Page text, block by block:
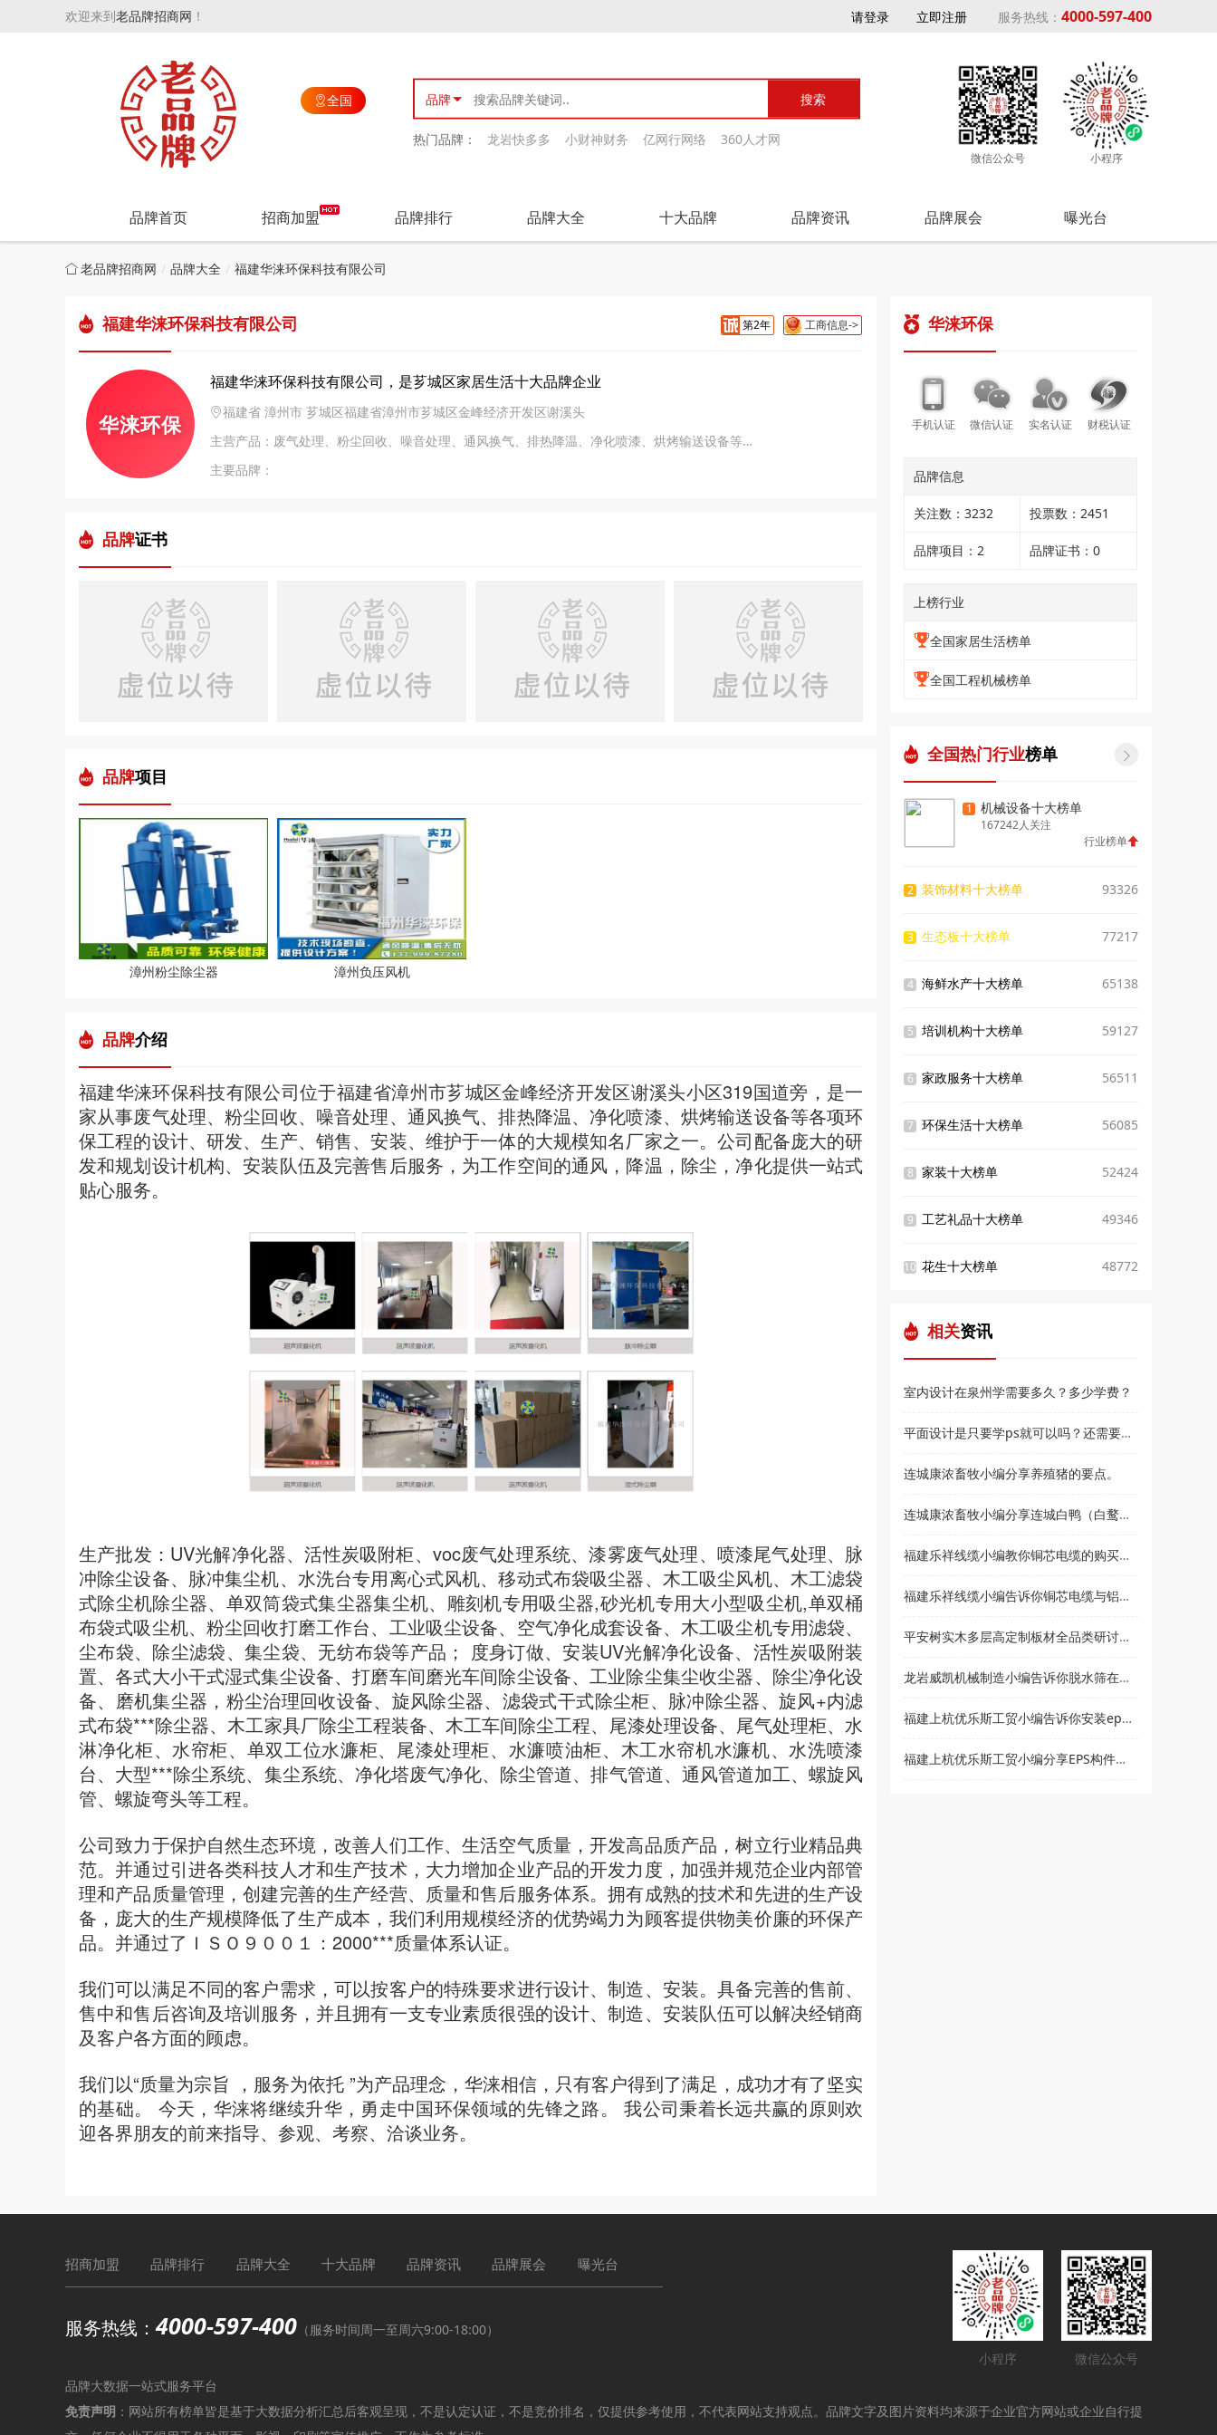
欢迎来到老品牌招商网 ！ 请登录 立即注册 服务热线： 4000-597-400
全国 品牌
热门品牌： 龙岩快多多 小财神财务 亿网行网络 360人才网
微信公众号 小程序
品牌首页 招商加盟 品牌排行 品牌大全 十大品牌 品牌资讯 品牌展会 曝光台
老品牌招商网 品牌大全 福建华涞环保科技有限公司
第2年 工商信息->
福建华涞环保科技有限公司
华涞环保
福建华涞环保科技有限公司，是芗城区家居生活十大品牌企业
福建省 漳州市 芗城区福建省漳州市芗城区金峰经济开发区谢溪头
主营产品：废气处理、粉尘回收、噪音处理、通风换气、排热降温、净化喷漆、烘烤输送设备等各项环保工程的设计、研发、生产、销售、安装、维护
主要品牌：
品牌证书
品牌项目
漳州粉尘除尘器 漳州负压风机
品牌介绍
福建华涞环保科技有限公司位于福建省漳州市芗城区金峰经济开发区谢溪头小区319国道旁，是一
家从事废气处理、粉尘回收、噪音处理、通风换气、排热降温、净化喷漆、烘烤输送设备等各项环
保工程的设计、研发、生产、销售、安装、维护于一体的大规模知名厂家之一。公司配备庞大的研
发和规划设计机构、安装队伍及完善售后服务，为工作空间的通风，降温，除尘，净化提供一站式
贴心服务。
生产批发：UV光解净化器、活性炭吸附柜、voc废气处理系统、漆雾废气处理、喷漆尾气处理、脉
冲除尘设备、脉冲集尘机、水洗台专用离心式风机、移动式布袋吸尘器、木工吸尘风机、木工滤袋
式除尘机除尘器、单双筒袋式集尘器集尘机、雕刻机专用吸尘器,砂光机专用大小型吸尘机,单双桶
布袋式吸尘机、粉尘回收打磨工作台、工业吸尘设备、空气净化成套设备、木工吸尘机专用滤袋、
尘布袋、除尘滤袋、集尘袋、无纺布袋等产品； 度身订做、安装UV光解净化设备、活性炭吸附装
置、各式大小干式湿式集尘设备、打磨车间磨光车间除尘设备、工业除尘集尘收尘器、除尘净化设
备、磨机集尘器，粉尘治理回收设备、旋风除尘器、滤袋式干式除尘柜、脉冲除尘器、旋风+内滤
式布袋***除尘器、木工家具厂除尘工程装备、木工车间除尘工程、尾漆处理设备、尾气处理柜、水
淋净化柜、水帘柜、单双工位水濂柜、尾漆处理柜、水濂喷油柜、木工水帘机水濂机、水洗喷漆
台、大型***除尘系统、集尘系统、净化塔废气净化、除尘管道、排气管道、通风管道加工、螺旋风
管、螺旋弯头等工程。
公司致力于保护自然生态环境，改善人们工作、生活空气质量，开发高品质产品，树立行业精品典
范。并通过引进各类科技人才和生产技术，大力增加企业产品的开发力度，加强并规范企业内部管
理和产品质量管理，创建完善的生产经营、质量和售后服务体系。拥有成熟的技术和先进的生产设
备，庞大的生产规模降低了生产成本，我们利用规模经济的优势竭力为顾客提供物美价廉的环保产
品。并通过了ＩＳＯ９００１：2000***质量体系认证。
我们可以满足不同的客户需求，可以按客户的特殊要求进行设计、制造、安装。具备完善的售前、
售中和售后咨询及培训服务，并且拥有一支专业素质很强的设计、制造、安装队伍可以解决经销商
及客户各方面的顾虑。
我们以“质量为宗旨 ，服务为依托 ”为产品理念，华涞相信，只有客户得到了满足，成功才有了坚实
的基础。 今天，华涞将继续升华，勇走中国环保领域的先锋之路。 我公司秉着长远共赢的原则欢
迎各界朋友的前来指导、参观、考察、洽谈业务。
华涞环保
手机认证 微信认证 实名认证 财税认证
品牌信息
关注数：3232 投票数：2451
品牌项目：2 品牌证书：0
上榜行业
全国家居生活榜单
全国工程机械榜单
全国热门行业榜单 
1 机械设备十大榜单
167242人关注
行业榜单
2 装饰材料十大榜单 93326
3 生态板十大榜单 77217
4 海鲜水产十大榜单 65138
5 培训机构十大榜单 59127
6 家政服务十大榜单 56511
7 环保生活十大榜单 56085
8 家装十大榜单 52424
9 工艺礼品十大榜单 49346
10 花生十大榜单 48772
相关资讯
室内设计在泉州学需要多久？多少学费？
平面设计是只要学ps就可以吗？还需要学什么？和高新教育小编来了解
连城康浓畜牧小编分享养殖猪的要点。
连城康浓畜牧小编分享连城白鸭（白鹜鸭）简介
福建乐祥线缆小编教你铜芯电缆的购买技巧？
福建乐祥线缆小编告诉你铜芯电缆与铝芯电缆各有什么优点
平安树实木多层高定制板材全品类研讨会暨2021***经销商大会即将盛大召开
龙岩威凯机械制造小编告诉你脱水筛在使用时要注意哪些事项
福建上杭优乐斯工贸小编告诉你安装eps线条的注意事项
福建上杭优乐斯工贸小编分享EPS构件的应用领域
招商加盟 品牌排行 品牌大全 十大品牌 品牌资讯 品牌展会 曝光台
服务热线：4000-597-400 （服务时间周一至周六9:00-18:00）
小程序
微信公众号
品牌大数据一站式服务平台
免责声明 ：网站所有榜单皆是基于大数据分析汇总后客观呈现，不是认定认证，不是竞价排名，仅提供参考使用，不代表网站支持观点。品牌文字及图片资料均来源于企业官方网站或企业自行提